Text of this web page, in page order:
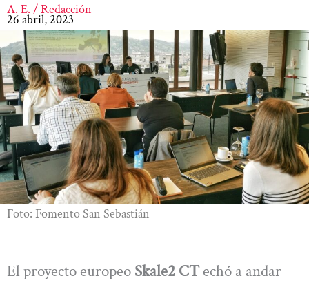
A. E. / Redacción
26 abril, 2023
Foto: Fomento San Sebastián
El proyecto europeo Skale2 CTechó a andar